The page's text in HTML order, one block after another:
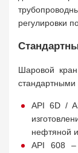
регулировки
Шаровой кран
API 6D /
нефтяной
API 608 –